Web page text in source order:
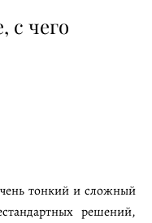
с чего
тонкий и сложный
решений,